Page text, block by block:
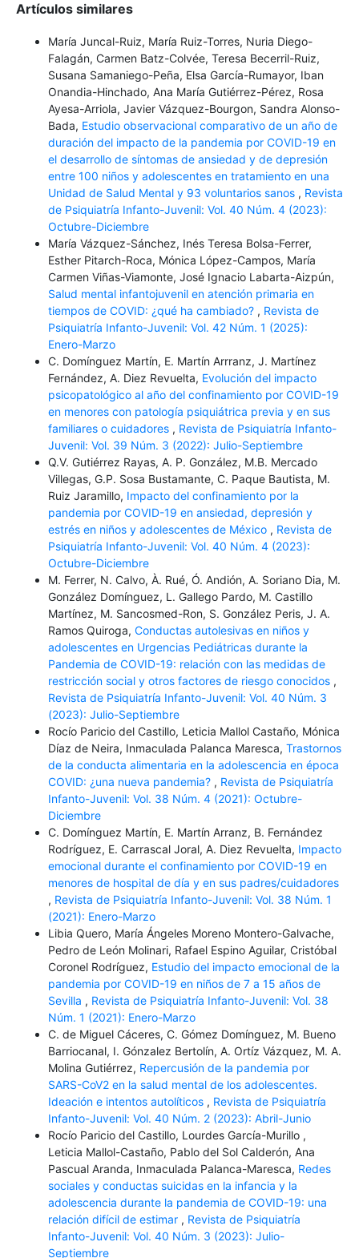
Artículos similares
María Juncal-Ruiz, María Ruiz-Torres, Nuria Diego-
Falagán, Carmen Batz-Colvée, Teresa Becerril-Ruiz,
Susana Samaniego-Peña, Elsa García-Rumayor, Iban
Onandia-Hinchado, Ana María Gutiérrez-Pérez, Rosa
Ayesa-Arriola, Javier Vázquez-Bourgon, Sandra Alonso-
Bada, Estudio observacional comparativo de un año de
duración del impacto de la pandemia por COVID-19 en
el desarrollo de síntomas de ansiedad y de depresión
entre 100 niños y adolescentes en tratamiento en una
Unidad de Salud Mental y 93 voluntarios sanos , Revista
de Psiquiatría Infanto-Juvenil: Vol. 40 Núm. 4 (2023):
Octubre-Diciembre
María Vázquez-Sánchez, Inés Teresa Bolsa-Ferrer,
Esther Pitarch-Roca, Mónica López-Campos, María
Carmen Viñas-Viamonte, José Ignacio Labarta-Aizpún,
Salud mental infantojuvenil en atención primaria en
tiempos de COVID: ¿qué ha cambiado? , Revista de
Psiquiatría Infanto-Juvenil: Vol. 42 Núm. 1 (2025):
Enero-Marzo
C. Domínguez Martín, E. Martín Arrranz, J. Martínez
Fernández, A. Diez Revuelta, Evolución del impacto
psicopatológico al año del confinamiento por COVID-19
en menores con patología psiquiátrica previa y en sus
familiares o cuidadores , Revista de Psiquiatría Infanto-
Juvenil: Vol. 39 Núm. 3 (2022): Julio-Septiembre
Q.V. Gutiérrez Rayas, A. P. González, M.B. Mercado
Villegas, G.P. Sosa Bustamante, C. Paque Bautista, M.
Ruiz Jaramillo, Impacto del confinamiento por la
pandemia por COVID-19 en ansiedad, depresión y
estrés en niños y adolescentes de México , Revista de
Psiquiatría Infanto-Juvenil: Vol. 40 Núm. 4 (2023):
Octubre-Diciembre
M. Ferrer, N. Calvo, À. Rué, Ó. Andión, A. Soriano Dia, M.
González Domínguez, L. Gallego Pardo, M. Castillo
Martínez, M. Sancosmed-Ron, S. González Peris, J. A.
Ramos Quiroga, Conductas autolesivas en niños y
adolescentes en Urgencias Pediátricas durante la
Pandemia de COVID-19: relación con las medidas de
restricción social y otros factores de riesgo conocidos ,
Revista de Psiquiatría Infanto-Juvenil: Vol. 40 Núm. 3
(2023): Julio-Septiembre
Rocío Paricio del Castillo, Leticia Mallol Castaño, Mónica
Díaz de Neira, Inmaculada Palanca Maresca, Trastornos
de la conducta alimentaria en la adolescencia en época
COVID: ¿una nueva pandemia? , Revista de Psiquiatría
Infanto-Juvenil: Vol. 38 Núm. 4 (2021): Octubre-
Diciembre
C. Domínguez Martín, E. Martín Arranz, B. Fernández
Rodríguez, E. Carrascal Joral, A. Diez Revuelta, Impacto
emocional durante el confinamiento por COVID-19 en
menores de hospital de día y en sus padres/cuidadores
, Revista de Psiquiatría Infanto-Juvenil: Vol. 38 Núm. 1
(2021): Enero-Marzo
Libia Quero, María Ángeles Moreno Montero-Galvache,
Pedro de León Molinari, Rafael Espino Aguilar, Cristóbal
Coronel Rodríguez, Estudio del impacto emocional de la
pandemia por COVID-19 en niños de 7 a 15 años de
Sevilla , Revista de Psiquiatría Infanto-Juvenil: Vol. 38
Núm. 1 (2021): Enero-Marzo
C. de Miguel Cáceres, C. Gómez Domínguez, M. Bueno
Barriocanal, I. Gónzalez Bertolín, A. Ortíz Vázquez, M. A.
Molina Gutiérrez, Repercusión de la pandemia por
SARS-CoV2 en la salud mental de los adolescentes.
Ideación e intentos autolíticos , Revista de Psiquiatría
Infanto-Juvenil: Vol. 40 Núm. 2 (2023): Abril-Junio
Rocío Paricio del Castillo, Lourdes García-Murillo ,
Leticia Mallol-Castaño, Pablo del Sol Calderón, Ana
Pascual Aranda, Inmaculada Palanca-Maresca, Redes
sociales y conductas suicidas en la infancia y la
adolescencia durante la pandemia de COVID-19: una
relación difícil de estimar , Revista de Psiquiatría
Infanto-Juvenil: Vol. 40 Núm. 3 (2023): Julio-
Septiembre